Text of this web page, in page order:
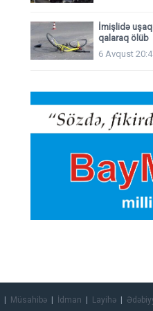
İmişlidə
qalaraq ölüb
6 Avqust
Müsahibə İdman Layihə